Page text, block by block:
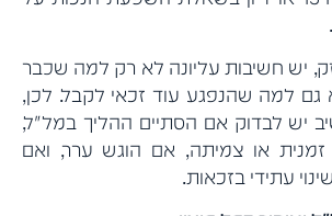
יש חשיבות עליונה לא רק למה שכבר
גם למה שהנפגע עוד זכאי לקבל. לכן,
יש לבדוק אם הסתיים ההליך במל"ל,
או צמיתה, אם הוגש ערר, ואם
עתידי בזכאות.